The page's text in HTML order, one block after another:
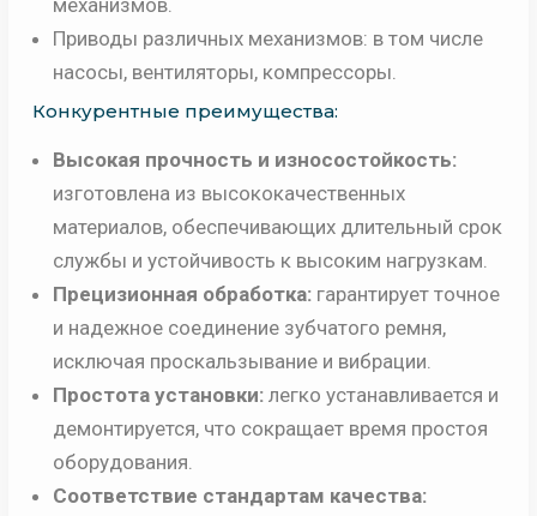
Приводы различных механизмов: в том числе
насосы, вентиляторы, компрессоры.
Конкурентные преимущества:
Высокая прочность и износостойкость:
изготовлена из высококачественных
материалов, обеспечивающих длительный срок
службы и устойчивость к высоким нагрузкам.
Прецизионная обработка:гарантирует точное
и надежное соединение зубчатого ремня,
исключая проскальзывание и вибрации.
Простота установки:легко устанавливается и
демонтируется, что сокращает время простоя
оборудования.
Соответствие стандартам качества: